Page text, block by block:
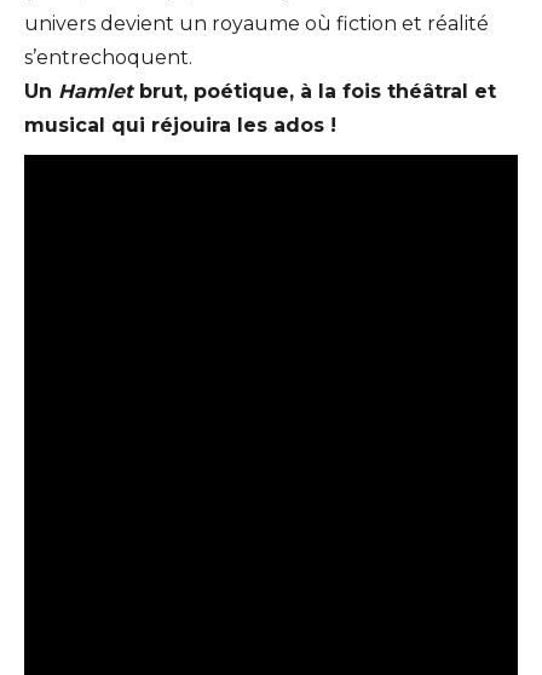
univers devient un royaume où fiction et réalité
s’entrechoquent.
Un Hamletbrut, poétique, à la fois théâtral et
musical qui réjouira les ados !